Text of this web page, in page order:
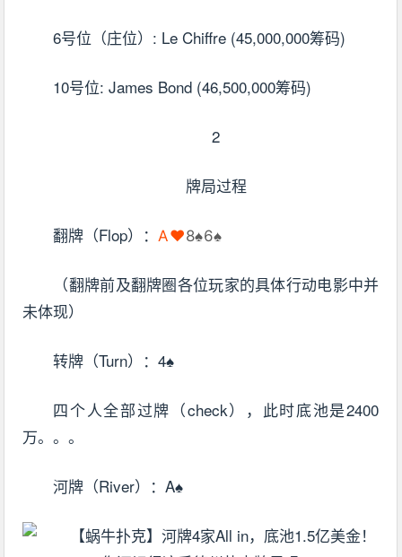
6号位（庄位）: Le Chiffre (45,000,000筹码)
10号位: James Bond (46,500,000筹码)
2
牌局过程
翻牌（Flop）： A♥8♠6♠
（翻牌前及翻牌圈各位玩家的具体行动电影中并
未体现）
转牌（Turn）：4♠
四个人全部过牌（check），此时底池是2400
万。。。
河牌（River）：A♠